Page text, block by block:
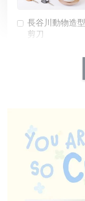
長谷川動物造型
剪刀